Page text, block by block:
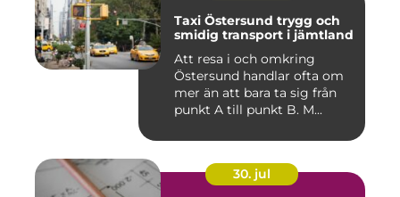
Taxi Östersund trygg och
smidig transport i jämtland
Att resa i och omkring
Östersund handlar ofta om
mer än att bara ta sig från
punkt A till punkt B. M...
30. jul